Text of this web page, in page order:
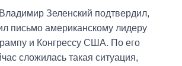
Зеленский подтвердил,
письмо американскому лидеру
и Конгрессу США. По его
сложилась такая ситуация,